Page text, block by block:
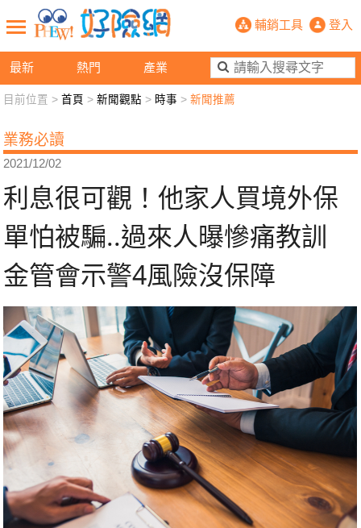
最新 熱門 產業
利息很可觀！他家人買境外保單
輔銷工具 登入
新聞觀點 業務交流 好險懂生活
退休先準備 好險學堂 輔銷工具 活動專區
目前位置 >首頁 >新聞觀點 > 時事 >新聞推薦
業務必讀
2021/12/02
利息很可觀！他家人買境外保
單怕被騙..過來人曝慘痛教訓
金管會示警4風險沒保障